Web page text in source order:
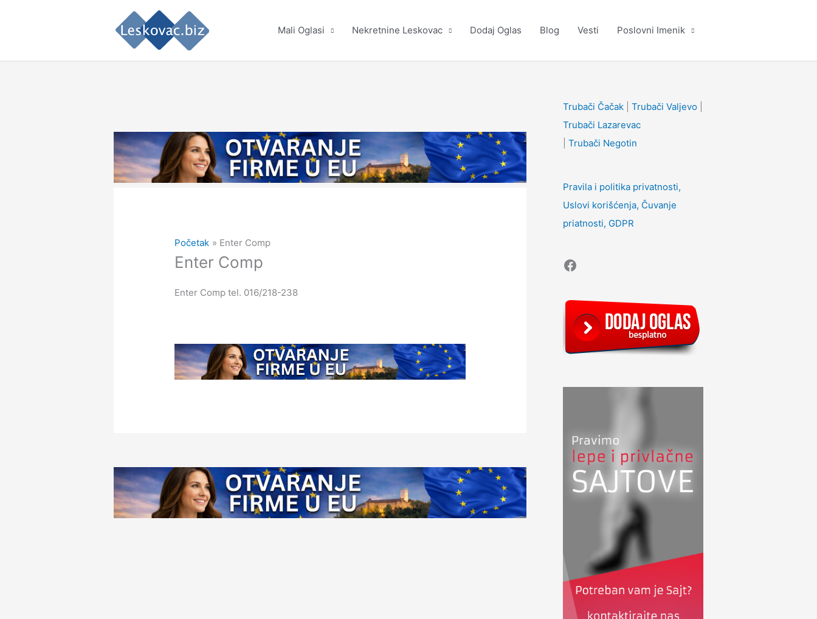
Mali Oglasi Nekretnine Leskovac Dodaj Oglas Blog Vesti Poslovni Imenik
Početak Enter Comp
Enter Comp
Enter Comp tel. 016/218-238
Trubači Čačak Trubači Valjevo
Trubači Lazarevac
Trubači Negotin
Pravila i politika privatnosti,
Uslovi korišćenja, Čuvanje
priatnosti, GDPR